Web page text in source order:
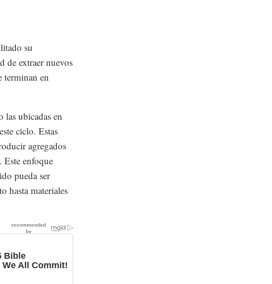
su
de extraer nuevos
terminan en
ubicadas en
ciclo. Estas
agregados
Este enfoque
pueda ser
hasta materiales